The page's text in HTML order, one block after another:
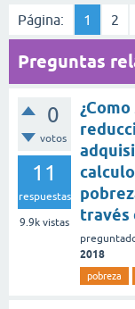
Página: 1 2
Preguntas
0
votos
11
respuestas
9.9k vistas
través
2018
pobreza